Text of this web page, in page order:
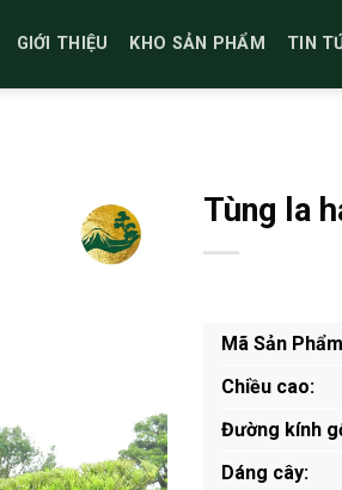
GIỚI THIỆU KHO SẢN PHẨM TIN
Tùng la
Mã Sản Phẩm
Chiều cao:
Đường kính
Dáng cây: